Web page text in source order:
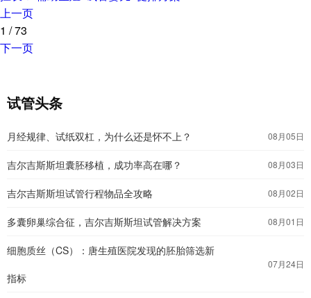
上一页
1 /73
下一页
试管头条
月经规律、试纸双杠，为什么还是怀不上？ 08月05日
吉尔吉斯斯坦囊胚移植，成功率高在哪？ 08月03日
吉尔吉斯斯坦试管行程物品全攻略 08月02日
多囊卵巢综合征，吉尔吉斯斯坦试管解决方案 08月01日
细胞质丝（CS）：唐生殖医院发现的胚胎筛选新
指标
07月24日